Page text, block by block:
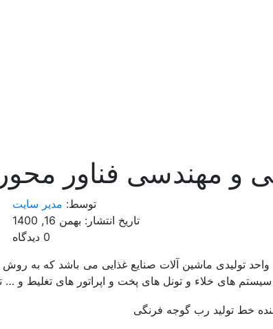
و مهندسی فناور
توسط: مدیر سایت
تاریخ انتشار: بهمن 16, 1400
0 دیدگاه
واحد تولیدی ماشین آلات صنایع غذایی می باشد که به
های خلاء و تونل های پخت و اپراتور های تغلیط و …